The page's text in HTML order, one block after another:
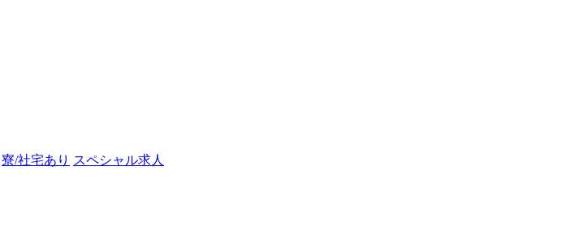
寮/社宅あり スペシャル求人